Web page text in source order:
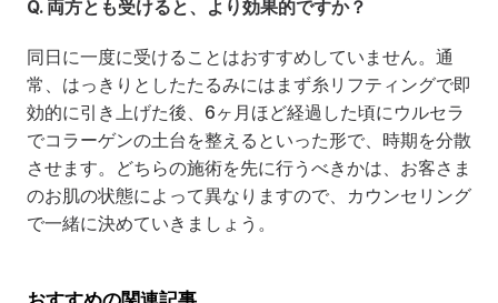
Q. 両方とも受けると、より効果的ですか？
同日に一度に受けることはおすすめしていません。通
常、はっきりとしたたるみにはまず糸リフティングで即
効的に引き上げた後、6ヶ月ほど経過した頃にウルセラ
でコラーゲンの土台を整えるといった形で、時期を分散
させます。どちらの施術を先に行うべきかは、お客さま
のお肌の状態によって異なりますので、カウンセリング
で一緒に決めていきましょう。